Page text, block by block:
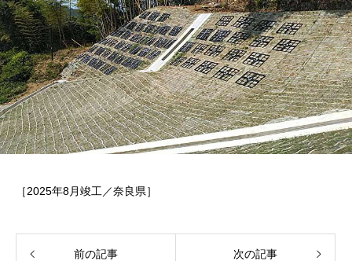
［2025年8月竣工／奈良県］
前の記事 次の記事